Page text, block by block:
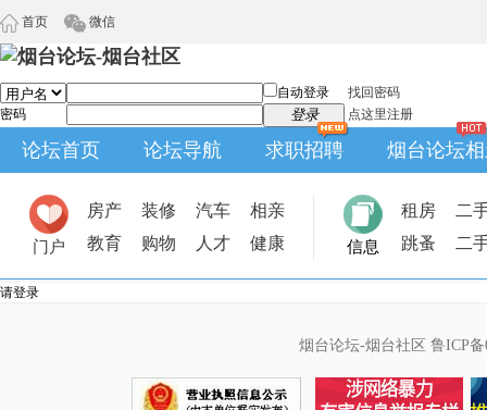
首页 微信
自动登录
找回密码
密码
登录 点这里注册
论坛首页 论坛导航 求职招聘 烟台论坛
门户
房产 装修 汽车
相亲
教育
购物 人才 健康 信息
租房
二
跳蚤
二
请登录
烟台论坛-烟台社区 鲁ICP备